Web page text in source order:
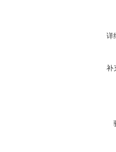
详
补